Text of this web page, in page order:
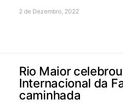
2 de Dezembro, 2022
Rio Maior
Internacional da
caminhada